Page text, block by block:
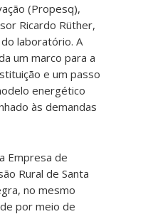
(Propesq),
Ricardo Rüther,
laboratório. A
um marco para a
e um passo
energético
às demandas
Empresa de
Rural de Santa
no mesmo
por meio de